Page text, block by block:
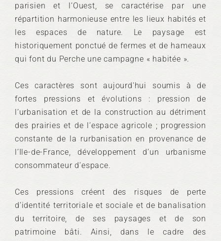
parisien et l’Ouest, se caractérise par une
répartition harmonieuse entre les lieux habités et
les espaces de nature. Le paysage est
historiquement ponctué de fermes et de hameaux
qui font du Perche une campagne « habitée ».
Ces caractères sont aujourd'hui soumis à de
fortes pressions et évolutions : pression de
l’urbanisation et de la construction au détriment
des prairies et de l’espace agricole ; progression
constante de la rurbanisation en provenance de
l’Ile-de-France, développement d’un urbanisme
consommateur d’espace.
Ces pressions créent des risques de perte
d’identité territoriale et sociale et de banalisation
du territoire, de ses paysages et de son
patrimoine bâti. Ainsi, dans le cadre des